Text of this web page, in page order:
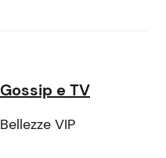
Gossip e TV
Bellezze VIP